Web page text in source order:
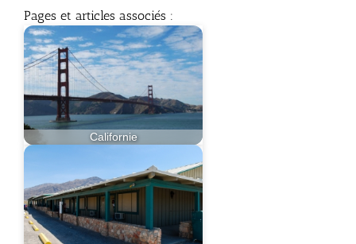
Pages et articles associés :
Californie